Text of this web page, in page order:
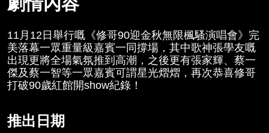
11月12日舉行嘅《修哥90迎金秋無限楓騷演唱會》完
美落幕一眾重量級嘉賓一同撐場，其中歌神張學友嘅
出現更將全場氣氛推到高潮，之後更有張家輝、蔡一
傑及蔡一智等一眾嘉賓可謂星光熠熠，再次恭喜修哥
打破90歲紅館開show紀錄！
推出日期